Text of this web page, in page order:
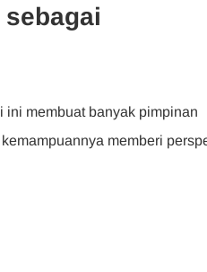
membuat banyak pimpinan
memberi